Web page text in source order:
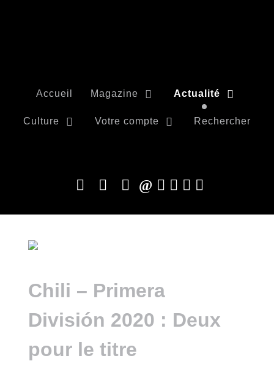
Accueil Magazine Actualité
Culture Votre compte Rechercher
Chili – Primera
División 2020 : Deux
pour le titre